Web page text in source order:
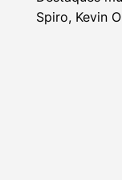
Spiro, Kevin